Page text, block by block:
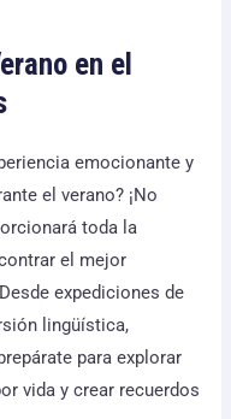
en el
emocionante y
el verano? ¡No
toda la
el mejor
expediciones de
lingüística,
para explorar
vida y crear recuerdos